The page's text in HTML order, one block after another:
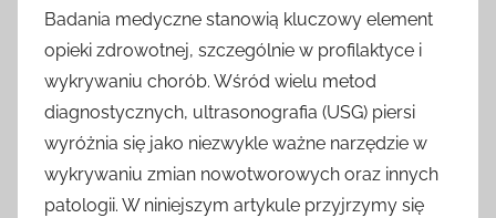
Badania medyczne stanowią kluczowy element
opieki zdrowotnej, szczególnie w profilaktyce i
wykrywaniu chorób. Wśród wielu metod
diagnostycznych, ultrasonografia (USG) piersi
wyróżnia się jako niezwykle ważne narzędzie w
wykrywaniu zmian nowotworowych oraz innych
patologii. W niniejszym artykule przyjrzymy się